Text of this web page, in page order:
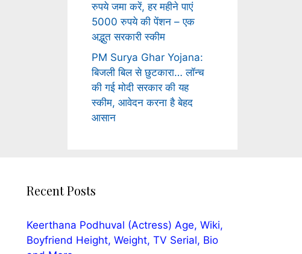
रुपये जमा करें, हर महीने पाएं
5000 रुपये की पेंशन – एक
अद्भुत सरकारी स्कीम
PM Surya Ghar Yojana:
बिजली बिल से छुटकारा… लॉन्च
की गई मोदी सरकार की यह
स्कीम, आवेदन करना है बेहद
आसान
Recent Posts
Keerthana Podhuval (Actress) Age, Wiki,
Boyfriend Height, Weight, TV Serial, Bio